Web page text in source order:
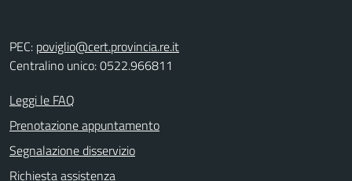
PEC: poviglio@cert.provincia.re.it
Centralino unico: 0522.966811
Leggi le FAQ
Prenotazione appuntamento
Segnalazione disservizio
Richiesta assistenza